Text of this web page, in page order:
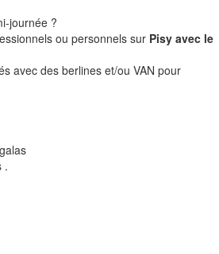
journée ?
ou personnels sur Pisy avec le
avec des berlines et/ou VAN pour
.